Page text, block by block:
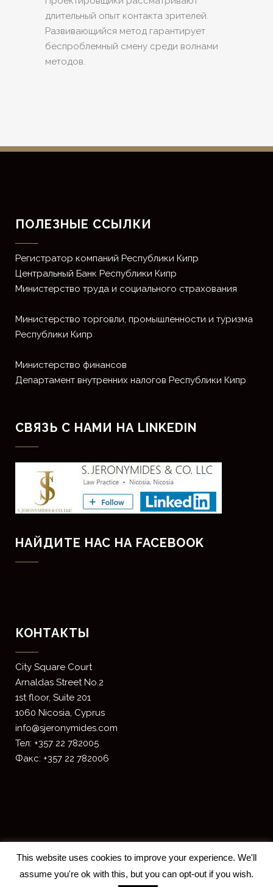
длительный опыт контакта зрителей.
Развивающийся метод гарантирует
беспроблемный смену среди волнами
методов.
ПОЛЕЗНЫЕ ССЫЛКИ
Регистратор компаний Республики Кипр
Центральный Банк Республики Кипр
Министерство труда и социального страхования
Министерство торговли, промышленности и туризма
Республики Кипр
Министерство финансов
Департамент внутренних налогов Республики Кипр
СВЯЗЬ С НАМИ НА LINKEDIN
НАЙДИТЕ НАС НА FACEBOOK
КОНТАКТЫ
​City Square Court
​Arnaldas Street No.2
1st floor, Suite 201
1060 Nicosia, Cyprus
info@sjeronymides.com
Тел: +357 22 782005
Факс: +357 22 782006
This website uses cookies to improve your experience. We'll
assume you're ok with this, but you can opt-out if you wish.